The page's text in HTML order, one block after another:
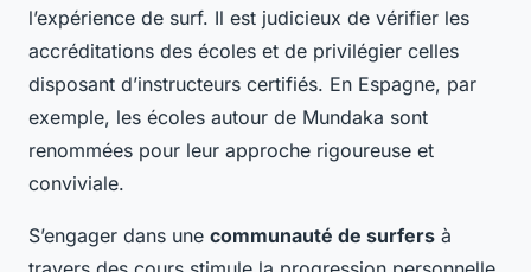
l’expérience de surf. Il est judicieux de vérifier les
accréditations des écoles et de privilégier celles
disposant d’instructeurs certifiés. En Espagne, par
exemple, les écoles autour de Mundaka sont
renommées pour leur approche rigoureuse et
conviviale.
S’engager dans une communauté de surfers à